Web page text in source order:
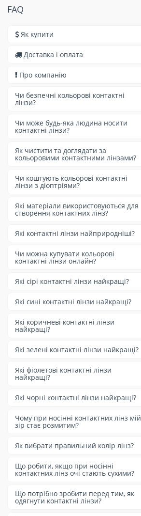
FAQ
Як купити
Доставка і оплата
Про компанію
Чи безпечні кольорові контактні
лінзи?
Чи може будь-яка людина носити
контактні лінзи?
Як чистити та доглядати за
кольоровими контактними лінзами?
Чи коштують кольорові контактні
лінзи з діоптріями?
Які матеріали використовуються для
створення контактних лінз?
Які контактні лінзи найприродніші?
Чи можна купувати кольорові
контактні лінзи онлайн?
Які сірі контактні лінзи найкращі?
Які сині контактні лінзи найкращі?
Які коричневі контактні лінзи
найкращі?
Які зелені контактні лінзи найкращі?
Які фіолетові контактні лінзи
найкращі?
Які чорні контактні лінзи найкращі?
Чому при носінні контактних лінз мій
зір стає розмитим?
Як вибрати правильний колір лінз?
Що робити, якщо при носінні
контактних лінз очі стають сухими?
Що потрібно зробити перед тим, як
одягнути контактні лінзи?